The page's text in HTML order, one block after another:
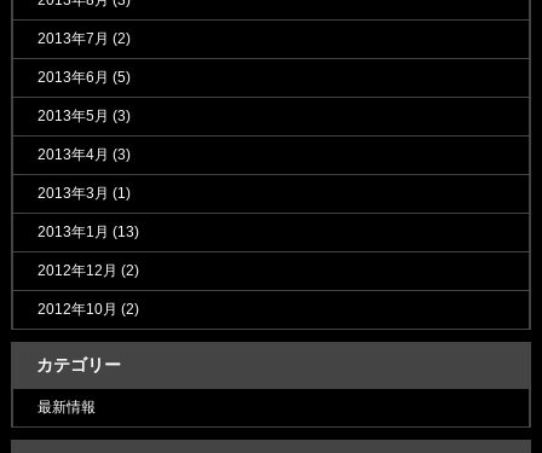
2013年7月 (2)
2013年6月 (5)
2013年5月 (3)
2013年4月 (3)
2013年3月 (1)
2013年1月 (13)
2012年12月 (2)
2012年10月 (2)
カテゴリー
最新情報